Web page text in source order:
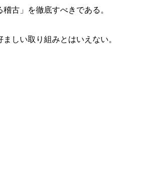
古」を徹底すべきである。
しい取り組みとはいえない。